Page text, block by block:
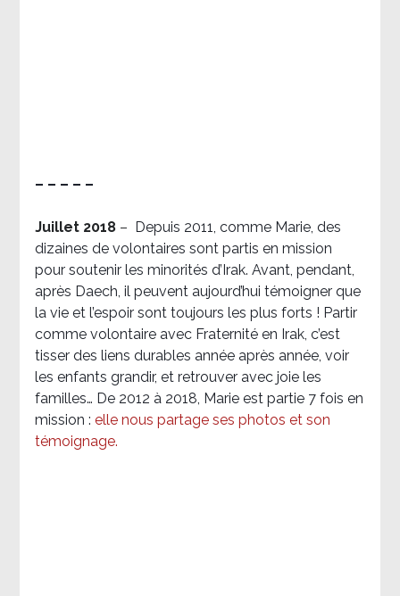
– – – – –
Juillet 2018 –
Depuis 2011, comme Marie, des
dizaines de volontaires sont partis en mission
pour soutenir les minorités d’Irak. Avant, pendant,
après Daech, il peuvent aujourd’hui témoigner que
la vie et l’espoir sont toujours les plus forts ! Partir
comme volontaire avec Fraternité en Irak, c’est
tisser des liens durables année après année, voir
les enfants grandir, et retrouver avec joie les
familles… De 2012 à 2018, Marie est partie 7 fois en
mission : elle nous partage ses photos et son
témoignage.